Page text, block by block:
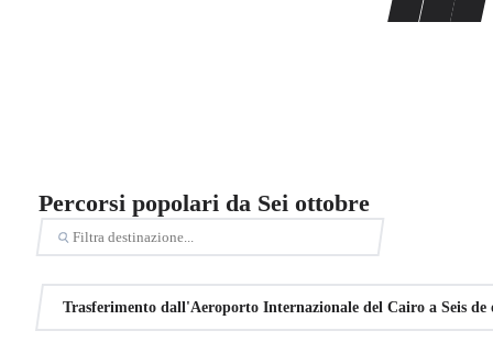
Percorsi popolari da Sei ottobre
Trasferimento dall'Aeroporto Internazionale del Cairo a Seis de